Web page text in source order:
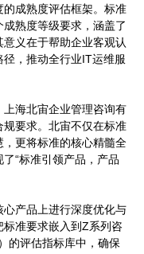
成熟度评估框架。标准
熟度等级要求，涵盖了
义在于帮助企业客观认
，推动全行业IT运维服
海北宙企业管理咨询有
要求。北宙不仅在标准
更将标准的核心精髓全
“标准引领产品，产品
产品上进行深度优化与
准要求嵌入到Z系列咨
的评估指标库中，确保